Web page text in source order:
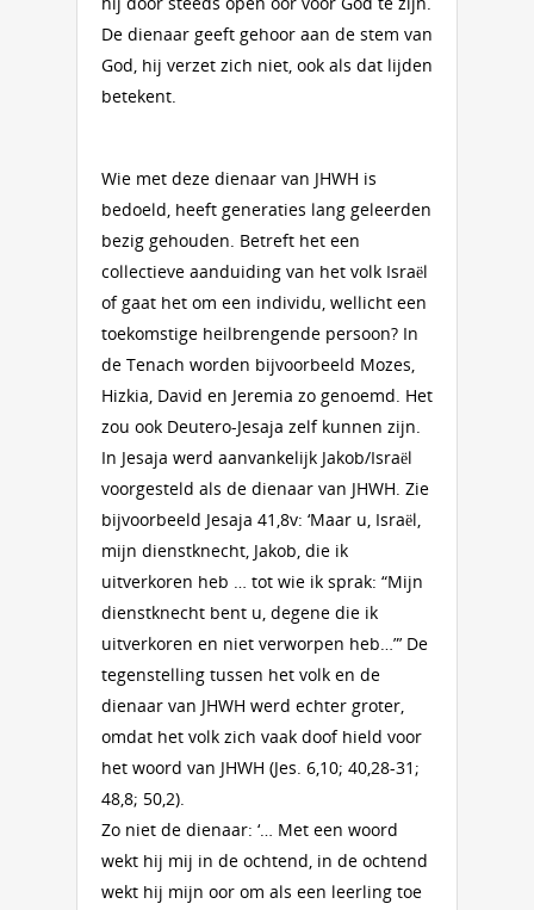
De dienaar geeft gehoor aan de stem van
God, hij verzet zich niet, ook als dat lijden
betekent.
Wie met deze dienaar van JHWH is
bedoeld, heeft generaties lang geleerden
bezig gehouden. Betreft het een
collectieve aanduiding van het volk Israël
of gaat het om een individu, wellicht een
toekomstige heilbrengende persoon? In
de Tenach worden bijvoorbeeld Mozes,
Hizkia, David en Jeremia zo genoemd. Het
zou ook Deutero-Jesaja zelf kunnen zijn.
In Jesaja werd aanvankelijk Jakob/Israël
voorgesteld als de dienaar van JHWH. Zie
bijvoorbeeld Jesaja 41,8v: ‘Maar u, Israël,
mijn dienstknecht, Jakob, die ik
uitverkoren heb … tot wie ik sprak: “Mijn
dienstknecht bent u, degene die ik
uitverkoren en niet verworpen heb…”’ De
tegenstelling tussen het volk en de
dienaar van JHWH werd echter groter,
omdat het volk zich vaak doof hield voor
het woord van JHWH (Jes. 6,10; 40,28-31;
48,8; 50,2).
Zo niet de dienaar: ‘… Met een woord
wekt hij mij in de ochtend, in de ochtend
wekt hij mijn oor om als een leerling toe